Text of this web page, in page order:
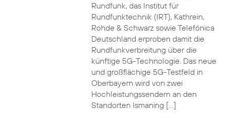
Rundfunk, das Institut für
Rundfunktechnik (IRT), Kathrein,
Rohde & Schwarz sowie Telefónica
Deutschland erproben damit die
Rundfunkverbreitung über die
künftige 5G-Technologie. Das neue
und großflächige 5G-Testfeld in
Oberbayern wird von zwei
Hochleistungssendern an den
Standorten Ismaning […]